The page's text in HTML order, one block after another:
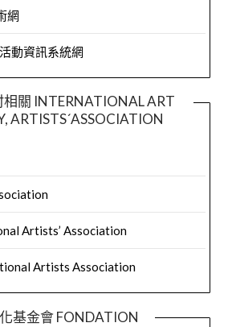
網
動資訊系統網
相關 INTERNATIONAL ART
ARTISTS´ASSOCIATION
Artists’ Association
Artists Association
基金會 FONDATION